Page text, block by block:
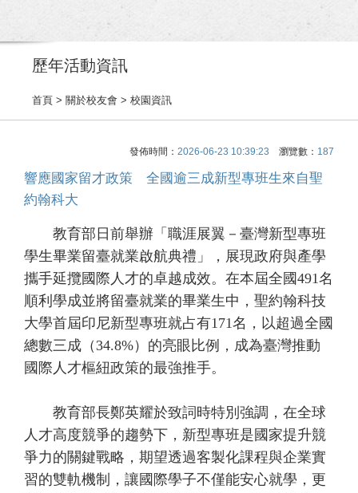
歷年活動資訊
首頁 > 關於校友會 > 校園資訊
發佈時間： 2026-06-23 10:39:23 瀏覽數： 187
響應國家留才政策 全國逾三成新型專班生來自聖
約翰科大
教育部日前舉辦「職涯展翼－臺灣新型專班
學生畢業留臺就業啟航典禮」，展現政府與產學
攜手延攬國際人才的卓越成效。在本屆全國491名
順利學成並將留臺就業的畢業生中，聖約翰科技
大學首屆印尼新型專班就占有171名，以超過全國
總數三成（34.8%）的亮眼比例，成為臺灣推動
國際人才樞紐政策的最強推手。
教育部長鄭英耀於致詞時特別強調，在全球
人才高度競爭的趨勢下，新型專班是國家提升競
爭力的關鍵戰略，期望透過客製化課程與企業實
習的雙軌機制，讓國際學子不僅能安心就學，更